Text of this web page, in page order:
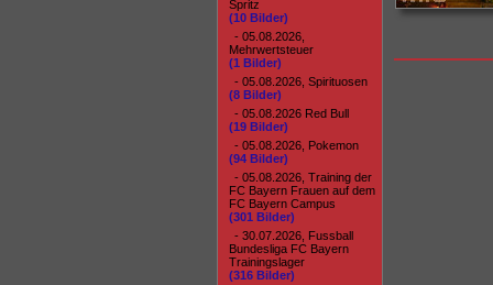
Spritz
(10 Bilder)
- 05.08.2026,
Mehrwertsteuer
(1 Bilder)
- 05.08.2026, Spirituosen
(8 Bilder)
- 05.08.2026 Red Bull
(19 Bilder)
- 05.08.2026, Pokemon
(94 Bilder)
- 05.08.2026, Training der
FC Bayern Frauen auf dem
FC Bayern Campus
(301 Bilder)
- 30.07.2026, Fussball
Bundesliga FC Bayern
Trainingslager
(316 Bilder)